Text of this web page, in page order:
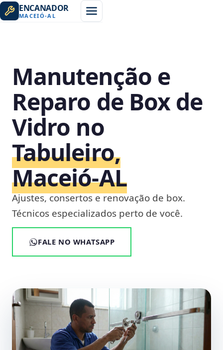
ENCANADOR
MACEIÓ-AL
Manutenção e
Reparo de Box de
Vidro no
Tabuleiro,
Maceió‑AL
Ajustes, consertos e renovação de box.
Técnicos especializados perto de você.
FALE NO WHATSAPP